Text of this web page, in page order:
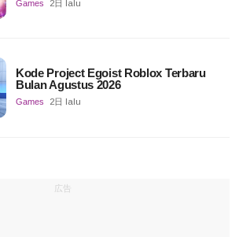
Games 2日 lalu
Kode Project Egoist Roblox Terbaru
Bulan Agustus 2026
Games 2日 lalu
広告